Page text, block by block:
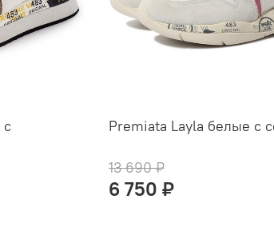
с
Premiata Layla белые с
13 690 ₽
6 750 ₽